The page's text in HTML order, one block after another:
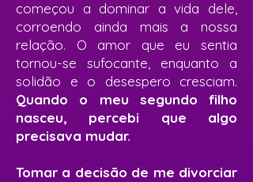
começou a dominar a vida dele,
corroendo ainda mais a nossa
relação. O amor que eu sentia
tornou-se sufocante, enquanto a
solidão e o desespero cresciam.
Quando o meu segundo filho
nasceu, percebi que algo
precisava mudar.
Tomar a decisão de me divorciar